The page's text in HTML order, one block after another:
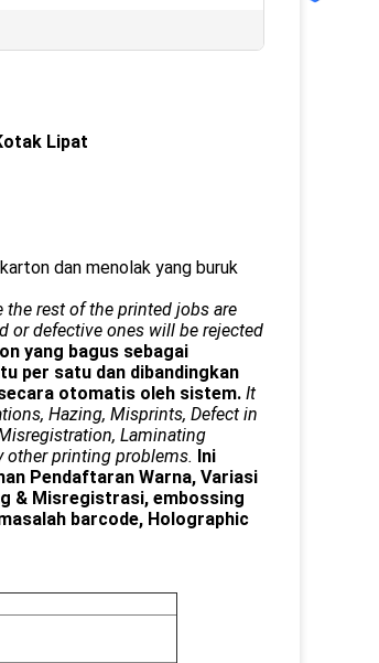
Lipat
dan menolak yang buruk
the rest of the printed jobs are
or defective ones will be rejected
yang bagus sebagai
per satu dan dibandingkan
otomatis oleh sistem. It
Hazing, Misprints, Defect in
Laminating
other printing problems. Ini
Pendaftaran Warna, Variasi
& Misregistrasi, embossing
barcode, Holographic